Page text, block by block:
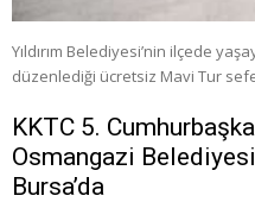
Yıldırım Belediyesi’nin ilçede
düzenlediği ücretsiz Mavi Tur
KKTC 5.
Osmangazi
Bursa’da